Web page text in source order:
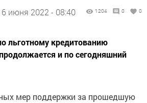
6 июня 2022 - 08:40 1204 0 0
льготному кредитованию
и по сегодняшний
мер поддержки за прошедшую